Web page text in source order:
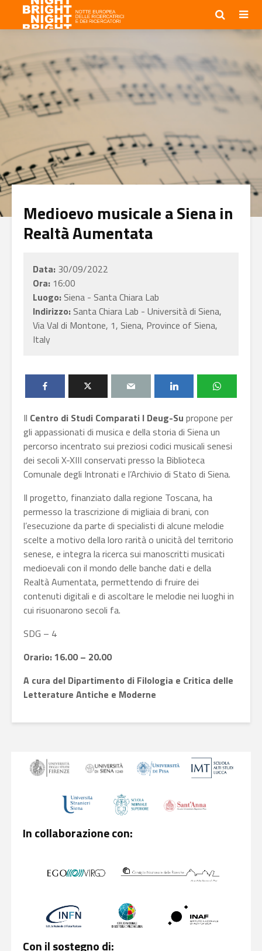
Medioevo musicale a Siena in
Realtà Aumentata
Data: 30/09/2022
Ora: 16:00
Luogo: Siena - Santa Chiara Lab
Indirizzo: Santa Chiara Lab - Università di Siena,
Via Val di Montone, 1, Siena, Province of Siena,
Italy
Il Centro di Studi Comparati I Deug-Su propone per
gli appassionati di musica e della storia di Siena un
percorso incentrato sui preziosi codici musicali senesi
dei secoli X-XIII conservati presso la Biblioteca
Comunale degli Intronati e l’Archivio di Stato di Siena.
Il progetto, finanziato dalla regione Toscana, ha
permesso la trascrizione di migliaia di brani, con
l’esecuzione da parte di specialisti di alcune melodie
scelte a motivo della loro rarità o unicità del territorio
senese, e integra la ricerca sui manoscritti musicati
medioevali con il mondo delle banche dati e della
Realtà Aumentata, permettendo di fruire dei
contenuti digitali e di ascoltare le melodie nei luoghi in
cui risuonarono secoli fa.
SDG – 4
Orario: 16.00 – 20.00
A cura del Dipartimento di Filologia e Critica delle
Letterature Antiche e Moderne
In collaborazione con:
Con il sostegno di: